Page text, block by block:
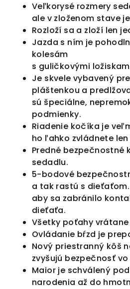
Veľkorysé rozmery
ale v zloženom stave
Rozloží sa a zloží len
Jazda s ním je
kolesám
s guličkovými
Je skvele vybavený
pláštenkou a
sú špeciálne,
podmienky.
Riadenie kočíka je
ho ľahko zvládnete
Predné
sedadlu.
5-bodové
a tak rastú s
aby sa zabránilo
dieťaťa.
Všetky poťahy
Ovládanie bŕzd je
Nový priestranný kôš
zvyšujú bezpečnosť
Maior je schválený
narodenia až do